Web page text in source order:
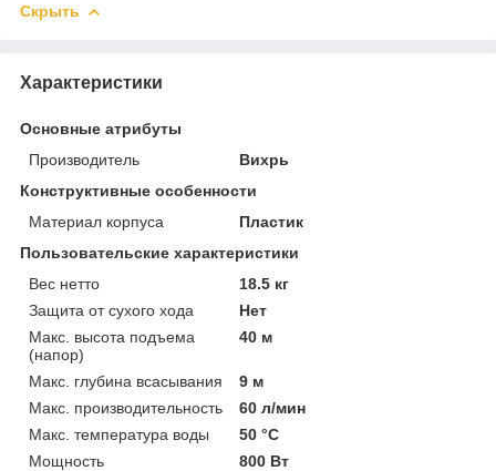
Скрыть
Характеристики
Основные атрибуты
Производитель
Вихрь
Конструктивные особенности
Материал корпуса
Пластик
Пользовательские характеристики
Вес нетто
18.5 кг
Защита от сухого хода
Нет
Макс. высота подъема
(напор)
40 м
Макс. глубина всасывания
9 м
Макс. производительность
60 л/мин
Макс. температура воды
50 °C
Мощность
800 Вт